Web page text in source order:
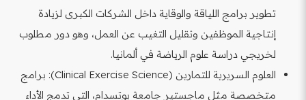
تطوير برامج اللياقة والوقاية داخل الشركات الكبرى لزيادة
إنتاجية الموظفين وتقليل التغيب عن العمل، وهو دور مطلوب
لخريجي دراسة علوم الرياضة في ألمانيا.
العلوم السريرية للتمارين (Clinical Exercise Science): برامج
متخصصة مثل ماجستير جامعة بوتسدام، التي تدمج الأداء